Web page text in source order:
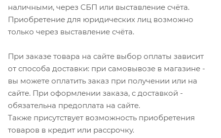
наличными, через СБП или выставление счёта.
Приобретение для юридических лиц возможно
только через выставление счёта.
При заказе товара на сайте выбор оплаты зависит
от способа доставки: при самовывозе в магазине -
вы можете оплатить заказ при получении или на
сайте. При оформлении заказа, с доставкой -
обязательна предоплата на сайте.
Также присутствует возможность приобретения
товаров в кредит или рассрочку.